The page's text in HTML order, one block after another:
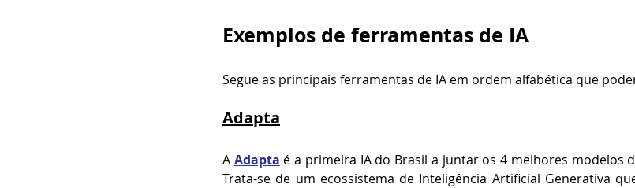
Exemplos de ferramentas de IA
Segue as principais ferramentas de IA em ordem alfabética que
Adapta
A Adapta é a primeira IA do Brasil a juntar os 4 melhores modelos
Trata-se de um ecossistema de Inteligência Artificial Generativa